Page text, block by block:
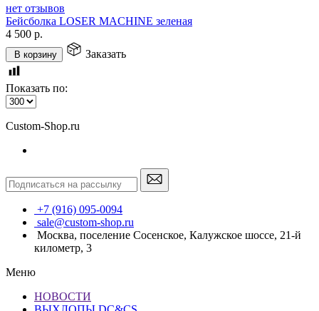
нет отзывов
Бейсболка LOSER MACHINE зеленая
4 500 р.
В корзину Заказать
Показать по:
Custom-Shop.ru
+7 (916) 095-0094
sale@custom-shop.ru
Москва, поселение Сосенское, Калужское шоссе, 21-й
километр, 3
Меню
НОВОСТИ